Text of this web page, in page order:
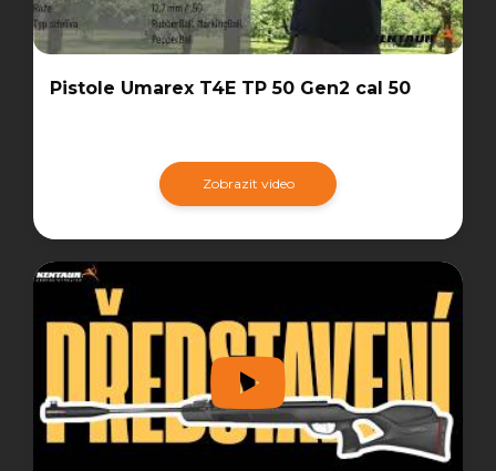
Pistole Umarex T4E TP 50 Gen2 cal 50
Zobrazit video